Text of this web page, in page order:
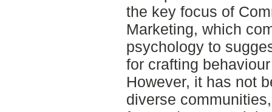
the key focus of
Marketing, which
psychology to
for crafting
However, it has not
diverse